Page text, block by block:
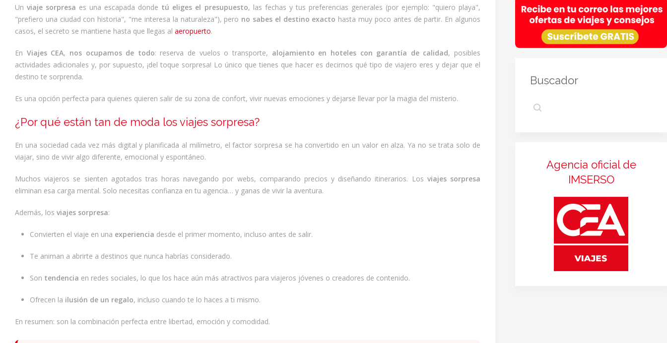
Unviaje sorpresa es una escapada donde tú eliges el presupuesto, las fechas y tus preferencias generales (por ejemplo: "quiero playa",
"prefiero una ciudad con historia", "me interesa la naturaleza"), pero no sabes el destino exacto hasta muy poco antes de partir. En algunos
casos, el secreto se mantiene hasta que llegas al aeropuerto.
En Viajes CEA, nos ocupamos de todo: reserva de vuelos o transporte, alojamiento en hoteles con garantía de calidad, posibles
actividades adicionales y, por supuesto, ¡del toque sorpresa! Lo único que tienes que hacer es decirnos qué tipo de viajero eres y dejar que el
destino te sorprenda.
Es una opción perfecta para quienes quieren salir de su zona de confort, vivir nuevas emociones y dejarse llevar por la magia del misterio.
¿Por qué están tan de moda los viajes sorpresa?
En una sociedad cada vez más digital y planificada al milímetro, el factor sorpresa se ha convertido en un valor en alza. Ya no se trata solo de
viajar, sino de vivir algo diferente, emocional y espontáneo.
Muchos viajeros se sienten agotados tras horas navegando por webs, comparando precios y diseñando itinerarios. Los viajes sorpresa
eliminan esa carga mental. Solo necesitas confianza en tu agencia… y ganas de vivir la aventura.
Además, los viajes sorpresa:
Convierten el viaje en una experiencia desde el primer momento, incluso antes de salir.
Te animan a abrirte a destinos que nunca habrías considerado.
Son tendencia en redes sociales, lo que los hace aún más atractivos para viajeros jóvenes o creadores de contenido.
Ofrecen la ilusión de un regalo, incluso cuando te lo haces a ti mismo.
En resumen: son la combinación perfecta entre libertad, emoción y comodidad.
otros temas.
Buscador
Agencia oficial de
IMSERSO